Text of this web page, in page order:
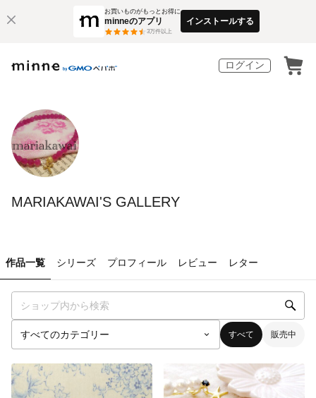
お買いものがもっとお得に
minneのアプリ
3万件以上
インストールする
ログイン
MARIAKAWAI'S GALLERY
作品一覧 シリーズ プロフィール レビュー レター
すべて 販売中